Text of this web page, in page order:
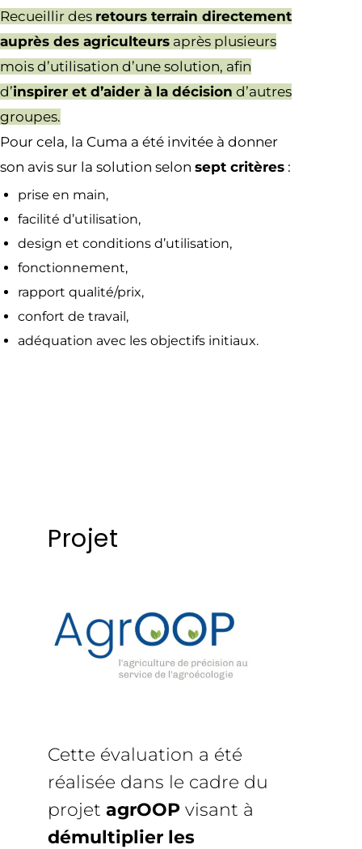
Recueillir des retours terrain directement
auprès des agriculteurs après plusieurs
mois d’utilisation d’une solution, afin
d’inspirer et d’aider à la décision d’autres
groupes.
Pour cela, la Cuma a été invitée à donner
son avis sur la solution selon sept critères :
prise en main,
facilité d’utilisation,
design et conditions d’utilisation,
fonctionnement,
rapport qualité/prix,
confort de travail,
adéquation avec les objectifs initiaux.
Projet
Cette évaluation a été
réalisée dans le cadre du
projet agrOOP visant à
démultiplier les